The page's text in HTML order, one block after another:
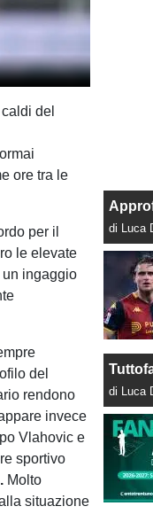
del
ore tra le
per il
le elevate
ingaggio
del
rendono
invece
Vlahovic e
sportivo
Molto
situazione
di Luca
di Luca